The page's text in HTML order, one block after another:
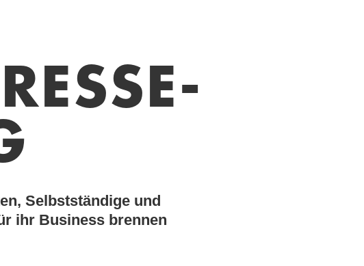
Selbstständige und
ihr Business brennen